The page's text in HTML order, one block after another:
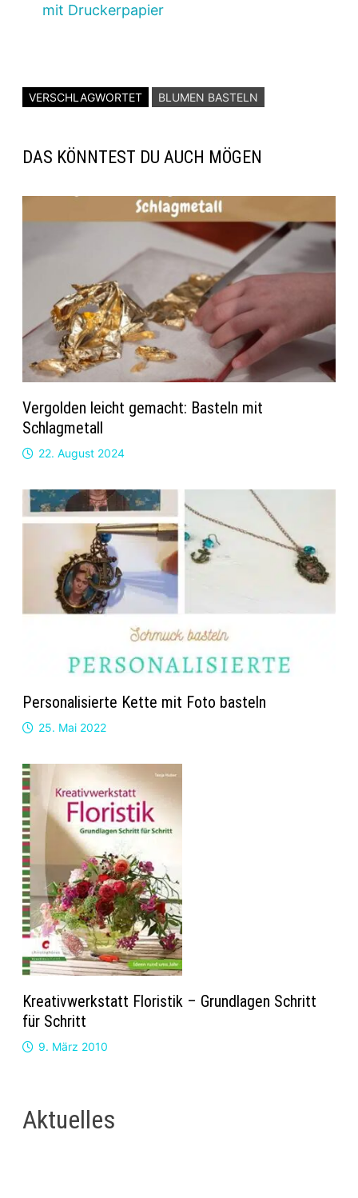
mit Druckerpapier
VERSCHLAGWORTET BLUMEN BASTELN
DAS KÖNNTEST DU AUCH MÖGEN
Vergolden leicht gemacht: Basteln mit
Schlagmetall
22. August 2024
Personalisierte Kette mit Foto basteln
25. Mai 2022
Kreativwerkstatt Floristik – Grundlagen Schritt
für Schritt
9. März 2010
Aktuelles